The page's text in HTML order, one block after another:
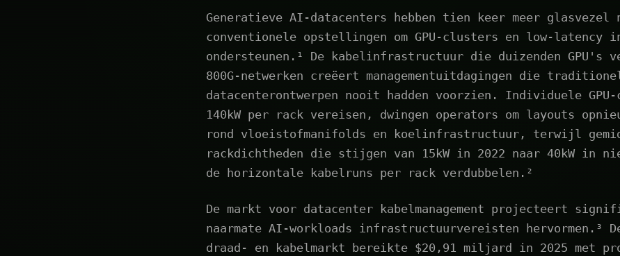
Generatieve AI-datacenters hebben tien keer meer glasvezel
conventionele opstellingen om GPU-clusters en low-latency
ondersteunen.¹ De kabelinfrastructuur die duizenden GPU's
800G-netwerken creëert managementuitdagingen die
datacenterontwerpen nooit hadden voorzien. Individuele
140kW per rack vereisen, dwingen operators om layouts
rond vloeistofmanifolds en koelinfrastructuur, terwijl
rackdichtheden die stijgen van 15kW in 2022 naar 40kW in
de horizontale kabelruns per rack verdubbelen.²
De markt voor datacenter kabelmanagement projecteert
naarmate AI-workloads infrastructuurvereisten hervormen.³
draad- en kabelmarkt bereikte $20,91 miljard in 2025 met